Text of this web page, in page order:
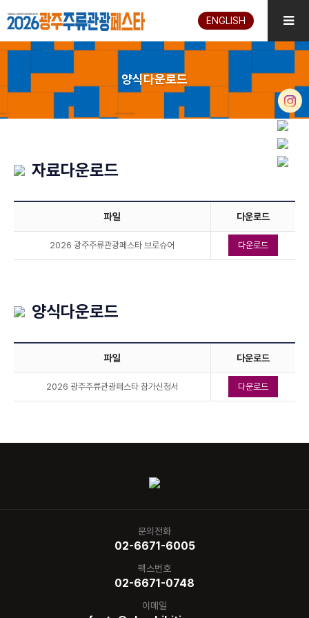
ENGLISH
양식다운로드
자료다운로드
파일 다운로드
2026 광주주류관광페스타 브로슈어 다운로드
양식다운로드
파일 다운로드
2026 광주주류관광페스타 참가신청서 다운로드
문의전화
02-6671-6005
팩스번호
02-6671-0748
이메일